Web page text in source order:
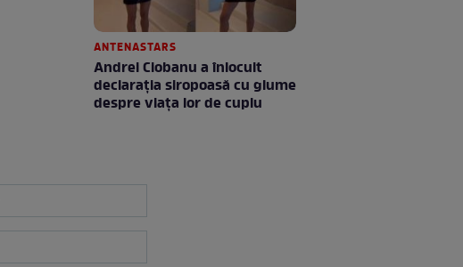
ANTENASTARS
Andrei Ciobanu a înlocuit
declarația siropoasă cu glume
despre viața lor de cuplu